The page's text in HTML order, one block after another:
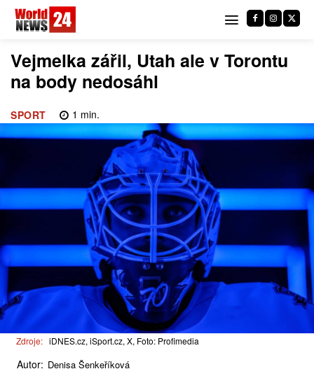
Vejmelka zářil, Utah ale v Torontu
na body nedosáhl
SPORT 1 min.
Zdroje: iDNES.cz, iSport.cz, X, Foto: Profimedia
Autor: Denisa Šenkeříková